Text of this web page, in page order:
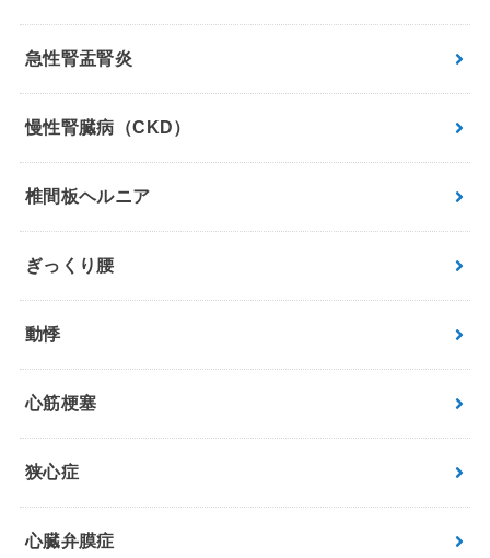
急性腎盂腎炎
慢性腎臓病（CKD）
椎間板ヘルニア
ぎっくり腰
動悸
心筋梗塞
狭心症
心臓弁膜症